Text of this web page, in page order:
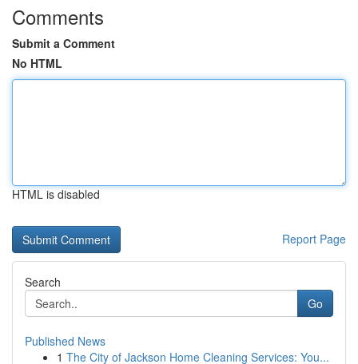
Comments
Submit a Comment
No HTML
HTML is disabled
Report Page
Search
Go
Published News
1 The City of Jackson Home Cleaning Services: You...